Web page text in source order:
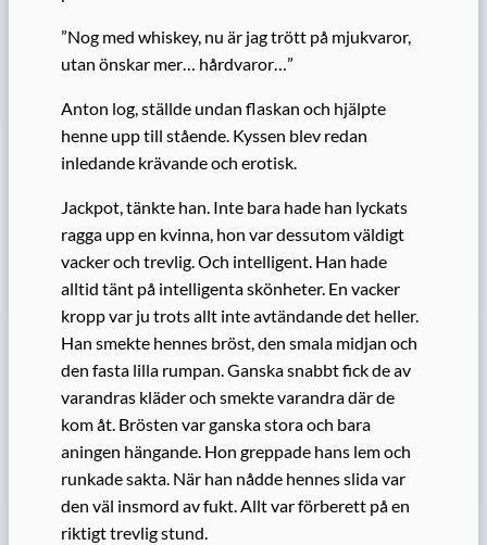
”Nog med whiskey, nu är jag trött på mjukvaror,
utan önskar mer… hårdvaror…”
Anton log, ställde undan flaskan och hjälpte
henne upp till stående. Kyssen blev redan
inledande krävande och erotisk.
Jackpot, tänkte han. Inte bara hade han lyckats
ragga upp en kvinna, hon var dessutom väldigt
vacker och trevlig. Och intelligent. Han hade
alltid tänt på intelligenta skönheter. En vacker
kropp var ju trots allt inte avtändande det heller.
Han smekte hennes bröst, den smala midjan och
den fasta lilla rumpan. Ganska snabbt fick de av
varandras kläder och smekte varandra där de
kom åt. Brösten var ganska stora och bara
aningen hängande. Hon greppade hans lem och
runkade sakta. När han nådde hennes slida var
den väl insmord av fukt. Allt var förberett på en
riktigt trevlig stund.